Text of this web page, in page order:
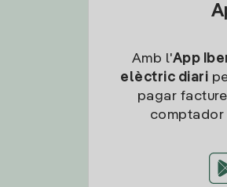
Amb l'App
elèctric diari
pagar
comptador